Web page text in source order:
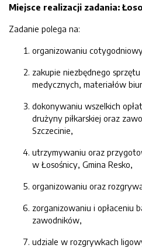
Miejsce realizacji zadania:
Zadanie polega na:
organizowaniu
zakupie niezbędnego
medycznych, materiałów
dokonywaniu wszelkich
drużyny piłkarskiej oraz
Szczecinie,
utrzymywaniu oraz
w Łosośnicy, Gmina Resko,
organizowaniu oraz
zorganizowaniu i opłaceniu
zawodników,
udziale w rozgrywkach